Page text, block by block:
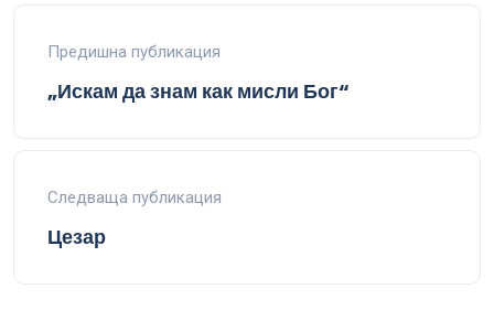
Предишна публикация
„Искам да знам как мисли Бог“
Следваща публикация
Цезар